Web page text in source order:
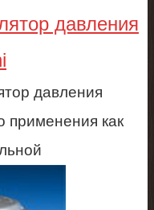
давления
давления
применения как